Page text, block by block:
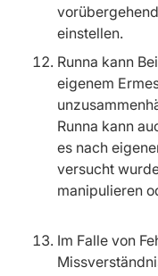
einstellen.
Runna kann
eigenem
Runna kann
es nach
versucht
manipulieren
Im Falle von